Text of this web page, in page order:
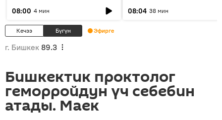
08:00 4 мин
08:04 38 мин
Кечээ Бүгүн Эфирге
г. Бишкек 89.3
Бишкектик проктолог
геморройдун үч себебин
атады. Маек